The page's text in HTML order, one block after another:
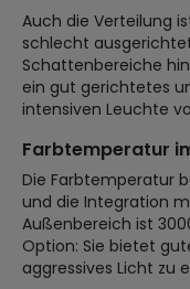
Auch die Verteilung
schlecht
Schattenbereiche
ein gut gerichtetes
intensiven Leuchte
Farbtemperatur
Die Farbtemperatur
und die Integration
Außenbereich ist
Option: Sie bietet
aggressives Licht zu